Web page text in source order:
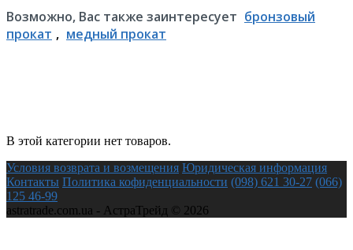
Возможно, Вас также заинтересует бронзовый
прокат , медный прокат
В этой категории нет товаров.
Условия возврата и возмещения Юридическая информация
Контакты Политика кофиденциальности (098) 621 30-27 (066)
125 46-99
astratrade.com.ua - АстраТрейд © 2026